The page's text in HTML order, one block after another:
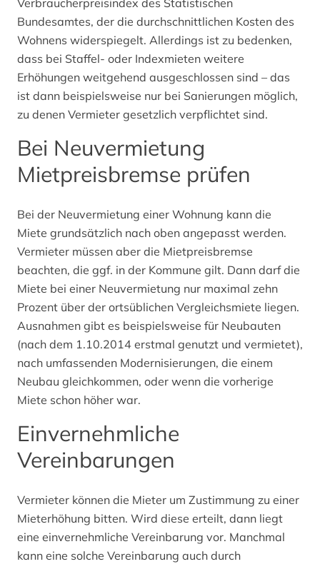
Bundesamtes, der die durchschnittlichen Kosten des
Wohnens widerspiegelt. Allerdings ist zu bedenken,
dass bei Staffel- oder Indexmieten weitere
Erhöhungen weitgehend ausgeschlossen sind – das
ist dann beispielsweise nur bei Sanierungen möglich,
zu denen Vermieter gesetzlich verpflichtet sind.
Bei Neuvermietung
Mietpreisbremse prüfen
Bei der Neuvermietung einer Wohnung kann die
Miete grundsätzlich nach oben angepasst werden.
Vermieter müssen aber die Mietpreisbremse
beachten, die ggf. in der Kommune gilt. Dann darf die
Miete bei einer Neuvermietung nur maximal zehn
Prozent über der ortsüblichen Vergleichsmiete liegen.
Ausnahmen gibt es beispielsweise für Neubauten
(nach dem 1.10.2014 erstmal genutzt und vermietet),
nach umfassenden Modernisierungen, die einem
Neubau gleichkommen, oder wenn die vorherige
Miete schon höher war.
Einvernehmliche
Vereinbarungen
Vermieter können die Mieter um Zustimmung zu einer
Mieterhöhung bitten. Wird diese erteilt, dann liegt
eine einvernehmliche Vereinbarung vor. Manchmal
kann eine solche Vereinbarung auch durch